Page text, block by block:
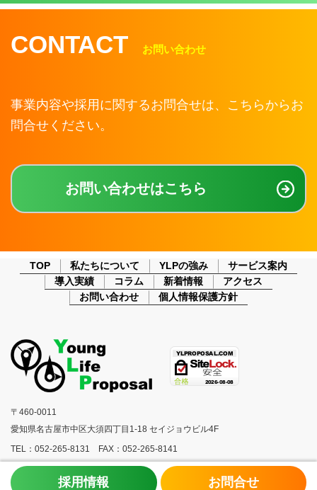
CONTACT お問い合わせ
事業内容や採用に関するお問合せは、こちらからお
問合せください。
お問い合わせはこちら
TOP 私たちについて YLPの強み
サービス案内
導入実績
コラム 新着情報
アクセス
お問い合わせ
個人情報保護方針
〒460-0011
愛知県名古屋市中区大須四丁目1-18 セイジョウビル4F
TEL：052-265-8131 FAX：052-265-8141
採用情報 お問合せ